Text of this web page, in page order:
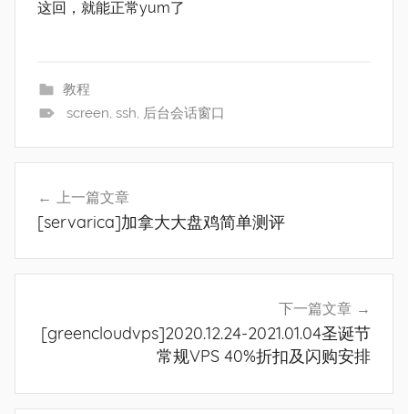
这回，就能正常yum了
教程
screen, ssh, 后台会话窗口
航
上一篇文章
[servarica]加拿大大盘鸡简单测评
下一篇文章
[greencloudvps]2020.12.24-2021.01.04圣诞节
常规VPS 40%折扣及闪购安排